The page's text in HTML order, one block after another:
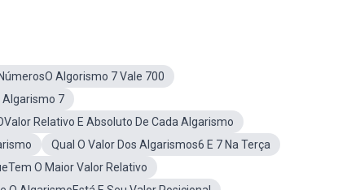
Algorismo 7 Vale 700
Algarismo 7
Relativo E Absoluto De Cada Algarismo
Qual O Valor Dos Algarismos6 E 7 Na Terça
O Maior Valor Relativo